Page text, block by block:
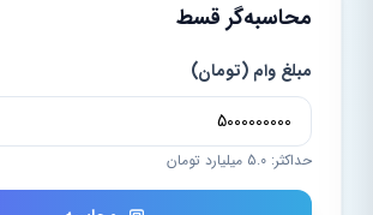
محاسبه‌گر قسط
مبلغ وام (تومان)
حداکثر: 5.0 میلیارد تومان